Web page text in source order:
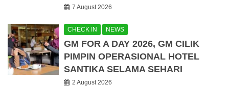
7 August 2026
CHECK IN NEWS
GM FOR A DAY 2026, GM CILIK
PIMPIN OPERASIONAL HOTEL
SANTIKA SELAMA SEHARI
2 August 2026